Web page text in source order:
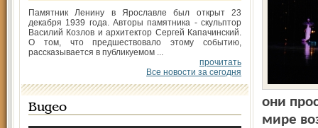
Памятник Ленину в Ярославле был открыт 23
декабря 1939 года. Авторы памятника - скульптор
Василий Козлов и архитектор Сергей Капачинский.
О том, что предшествовало этому событию,
рассказывается в публикуемом ...
прочитать
Все новости за сегодня
Видео
они
мире